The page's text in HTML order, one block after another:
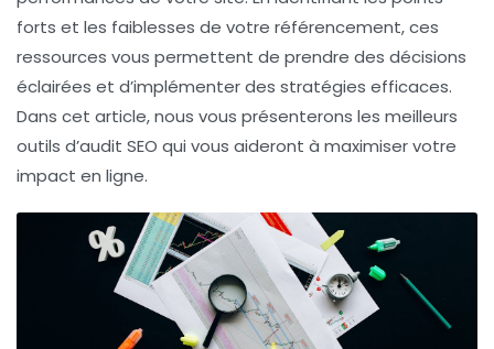
forts et les faiblesses de votre référencement, ces
ressources vous permettent de prendre des décisions
éclairées et d’implémenter des stratégies efficaces.
Dans cet article, nous vous présenterons les meilleurs
outils d’audit SEO qui vous aideront à maximiser votre
impact en ligne.